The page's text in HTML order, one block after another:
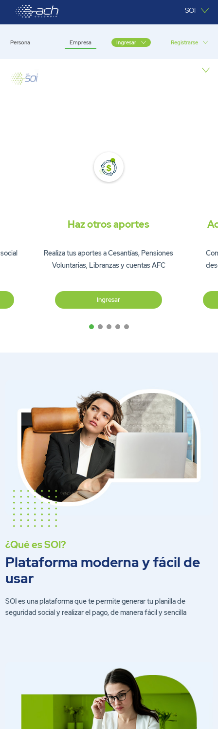
Saltar al contenido principal SOI
Persona Empresa Ingresar Registrarse
Haz otros aportes
Realiza tus aportes a Cesantías, Pensiones
Voluntarias, Libranzas y cuentas AFC
Ingresar
¿Qué es SOI?
Plataforma moderna y fácil de
usar
SOI es una plataforma que te permite generar tu planilla de
seguridad social y realizar el pago, de manera fácil y sencilla